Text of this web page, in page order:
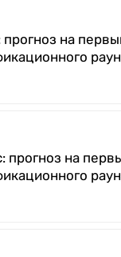
на
прогноз на